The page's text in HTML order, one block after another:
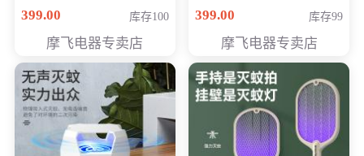
员专享价268元
399.00 库存100
摩飞电器专卖店
元
399.00 库存99
摩飞电器专卖店